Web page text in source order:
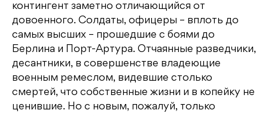
контингент заметно отличающийся от
довоенного. Солдаты, офицеры – вплоть до
самых высших – прошедшие с боями до
Берлина и Порт-Артура. Отчаянные разведчики,
десантники, в совершенстве владеющие
военным ремеслом, видевшие столько
смертей, что собственные жизни и в копейку не
ценившие. Но с новым, пожалуй, только